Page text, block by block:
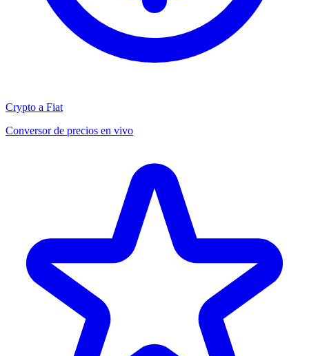
Crypto a Fiat
Conversor de precios en vivo